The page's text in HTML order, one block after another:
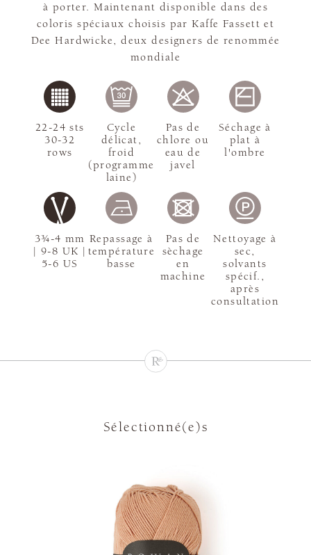
à porter. Maintenant disponible dans des
coloris spéciaux choisis par Kaffe Fassett et
Dee Hardwicke, deux designers de renommée
mondiale
3¾-4 mm
| 9-8 UK |
5-6 US
22-24 sts
30-32
rows
Cycle
délicat,
froid
(programme
laine)
Pas de
chlore ou
eau de
javel
Séchage à
plat à
l'ombre
Repassage à
température
basse
Pas de
sèchage
en
machine
Nettoyage à
sec,
solvants
spécif.,
après
consultation
Sélectionné(e)s